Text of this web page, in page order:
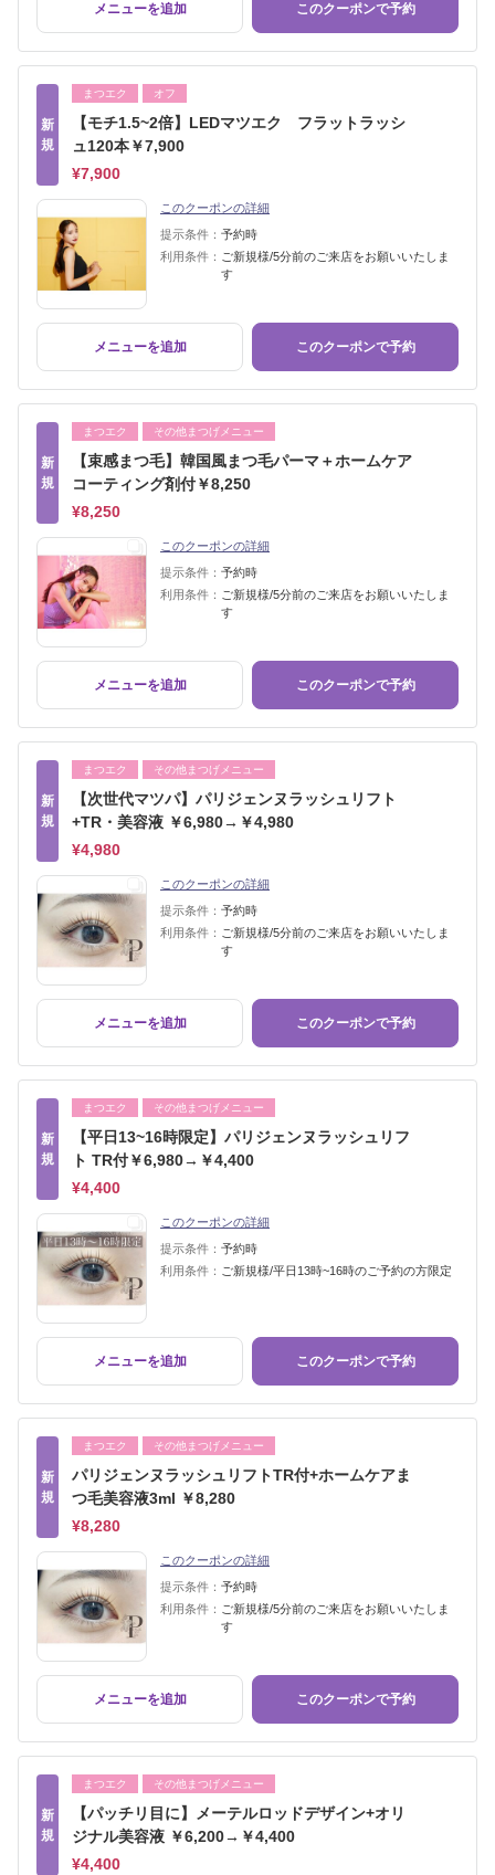
メニューを追加 このクーポンで予約
新
規
まつエク オフ
【モチ1.5~2倍】LEDマツエク フラットラッシ
ュ120本￥7,900
¥7,900
このクーポンの詳細
提示条件： 予約時
利用条件： ご新規様/5分前のご来店をお願いいたしま
す
メニューを追加 このクーポンで予約
新
規
まつエク その他まつげメニュー
【束感まつ毛】韓国風まつ毛パーマ＋ホームケア
コーティング剤付￥8,250
¥8,250
このクーポンの詳細
提示条件： 予約時
利用条件： ご新規様/5分前のご来店をお願いいたしま
す
メニューを追加 このクーポンで予約
新
規
まつエク その他まつげメニュー
【次世代マツパ】パリジェンヌラッシュリフト
+TR・美容液 ￥6,980→￥4,980
¥4,980
このクーポンの詳細
提示条件： 予約時
利用条件： ご新規様/5分前のご来店をお願いいたしま
す
メニューを追加 このクーポンで予約
新
規
まつエク その他まつげメニュー
【平日13~16時限定】パリジェンヌラッシュリフ
ト TR付￥6,980→￥4,400
¥4,400
このクーポンの詳細
提示条件： 予約時
利用条件： ご新規様/平日13時~16時のご予約の方限定
メニューを追加 このクーポンで予約
新
規
まつエク その他まつげメニュー
パリジェンヌラッシュリフトTR付+ホームケアま
つ毛美容液3ml ￥8,280
¥8,280
このクーポンの詳細
提示条件： 予約時
利用条件： ご新規様/5分前のご来店をお願いいたしま
す
メニューを追加 このクーポンで予約
新
規
まつエク その他まつげメニュー
【パッチリ目に】メーテルロッドデザイン+オリ
ジナル美容液 ￥6,200→￥4,400
¥4,400